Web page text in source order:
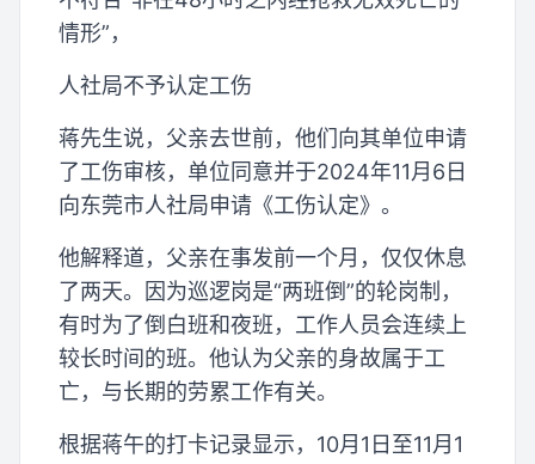
情形”，
人社局不予认定工伤
蒋先生说，父亲去世前，他们向其单位申请
了工伤审核，单位同意并于2024年11月6日
向东莞市人社局申请《工伤认定》。
他解释道，父亲在事发前一个月，仅仅休息
了两天。因为巡逻岗是“两班倒”的轮岗制，
有时为了倒白班和夜班，工作人员会连续上
较长时间的班。他认为父亲的身故属于工
亡，与长期的劳累工作有关。
根据蒋午的打卡记录显示，10月1日至11月1